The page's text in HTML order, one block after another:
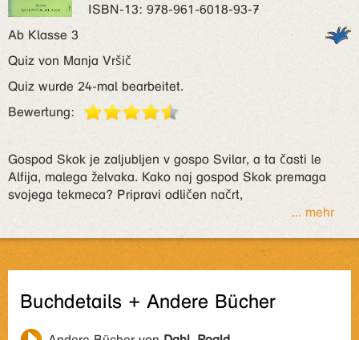
ISBN‑13: 978-961-6018-93-7
Ab Klasse 3
Quiz von Manja Vršič
Quiz wurde 24-mal bearbeitet.
Bewertung:
Gospod Skok je zaljubljen v gospo Svilar, a ta časti le
Alfija, malega želvaka. Kako naj gospod Skok premaga
svojega tekmeca? Pripravi odličen načrt,
... mehr
Buchdetails + Andere Bücher